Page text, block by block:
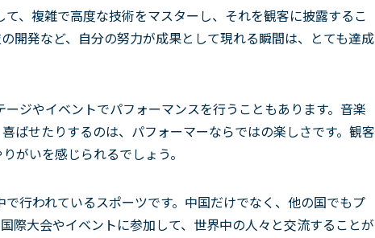
て、複雑で高度な技術をマスターし、それを観客に披露するこ
開発など、自分の努力が成果として現れる瞬間は、とても達成
ジやイベントでパフォーマンスを行うこともあります。音楽
ばせたりするのは、パフォーマーならではの楽しさです。観客
がいを感じられるでしょう。
で行われているスポーツです。中国だけでなく、他の国でもプ
際大会やイベントに参加して、世界中の人々と交流することが